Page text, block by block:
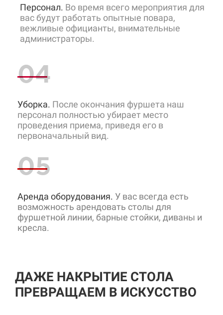
Персонал. Во время всего мероприятия для
вас будут работать опытные повара,
вежливые официанты, внимательные
администраторы.
04
Уборка. После окончания фуршета наш
персонал полностью убирает место
проведения приема, приведя его в
первоначальный вид.
05
Аренда оборудования. У вас всегда есть
возможность арендовать столы для
фуршетной линии, барные стойки, диваны и
кресла.
ДАЖЕ НАКРЫТИЕ СТОЛА
ПРЕВРАЩАЕМ В ИСКУССТВО